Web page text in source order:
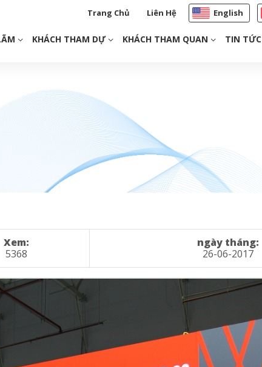
Trang Chủ Liên Hệ English
KHÁCH THAM DỰ KHÁCH THAM QUAN TIN TỨC
Xem:
5368
ngày tháng:
26-06-2017